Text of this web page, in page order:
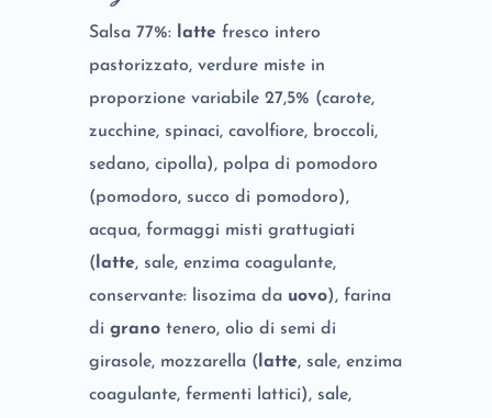
Salsa 77%:lattefresco intero
pastorizzato, verdure miste in
proporzione variabile 27,5% (carote,
zucchine, spinaci, cavolfiore, broccoli,
sedano, cipolla), polpa di pomodoro
(pomodoro, succo di pomodoro),
acqua, formaggi misti grattugiati
( latte, sale, enzima coagulante,
conservante: lisozima da uovo), farina
di granotenero, olio di semi di
girasole, mozzarella ( latte, sale, enzima
coagulante, fermenti lattici), sale,